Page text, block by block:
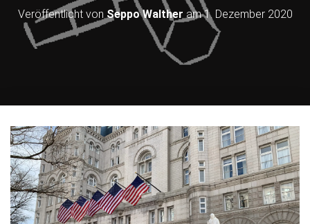
Veröffentlicht von Seppo Walther am1. Dezember 2020